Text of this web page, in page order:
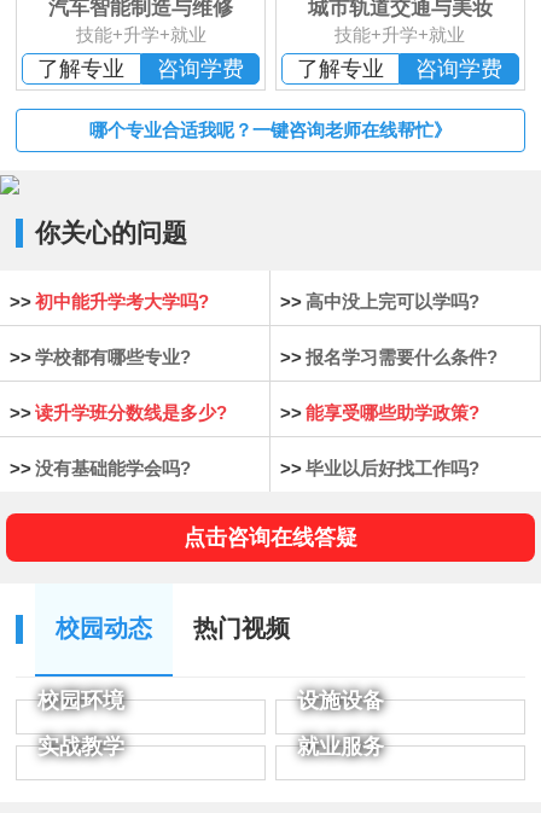
汽车智能制造与维修
技能+升学+就业
了解专业 咨询学费
城市轨道交通与美妆
技能+升学+就业
了解专业 咨询学费
哪个专业合适我呢？一键咨询老师在线帮忙》
你关心的问题
>> 初中能升学考大学吗? >> 高中没上完可以学吗?
>> 学校都有哪些专业? >> 报名学习需要什么条件?
>> 读升学班分数线是多少? >> 能享受哪些助学政策?
>> 没有基础能学会吗? >> 毕业以后好找工作吗?
点击咨询在线答疑
校园动态 热门视频
校园环境
设施设备
实战教学
就业服务